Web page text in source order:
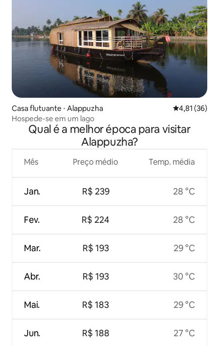
Casa flutuante ⋅ Alappuzha 4,81 de uma
4,81 (36)
Hospede-se em um lago
Qual é a melhor época para visitar
Alappuzha?
Mês
Jan.
Fev.
Mar.
Abr.
Mai.
Jun.
Preço médio
R$ 239
R$ 224
R$ 193
R$ 193
R$ 183
R$ 188
Temp. média
28 °C
28 °C
29 °C
30 °C
29 °C
27 °C